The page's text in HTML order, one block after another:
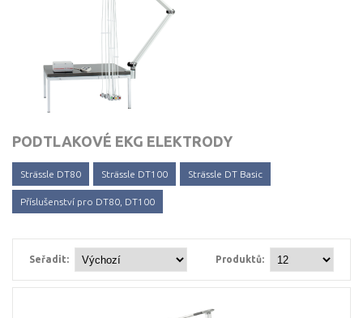
PODTLAKOVÉ EKG ELEKTRODY
Strässle DT80 Strässle DT100 Strässle DT Basic
Příslušenství pro DT80, DT100
Seřadit: Produktů: